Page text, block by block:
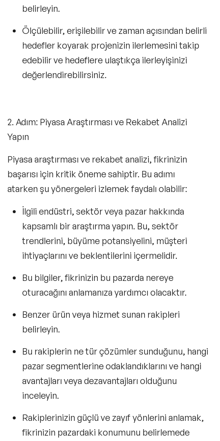
belirleyin.
Ölçülebilir, erişilebilir ve zaman açısından belirli
hedefler koyarak projenizin ilerlemesini takip
edebilir ve hedeflere ulaştıkça ilerleyişinizi
değerlendirebilirsiniz.
2. Adım: Piyasa Araştırması ve Rekabet Analizi
Yapın
Piyasa araştırması ve rekabet analizi, fikrinizin
başarısı için kritik öneme sahiptir. Bu adımı
atarken şu yönergeleri izlemek faydalı olabilir:
İlgili endüstri, sektör veya pazar hakkında
kapsamlı bir araştırma yapın. Bu, sektör
trendlerini, büyüme potansiyelini, müşteri
ihtiyaçlarını ve beklentilerini içermelidir.
Bu bilgiler, fikrinizin bu pazarda nereye
oturacağını anlamanıza yardımcı olacaktır.
Benzer ürün veya hizmet sunan rakipleri
belirleyin.
Bu rakiplerin ne tür çözümler sunduğunu, hangi
pazar segmentlerine odaklandıklarını ve hangi
avantajları veya dezavantajları olduğunu
inceleyin.
Rakiplerinizin güçlü ve zayıf yönlerini anlamak,
fikrinizin pazardaki konumunu belirlemede